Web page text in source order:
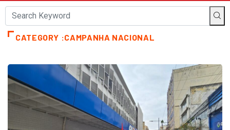
CATEGORY :CAMPANHA NACIONAL